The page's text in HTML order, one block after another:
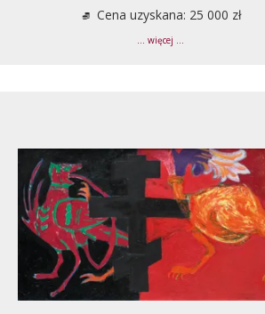
Cena uzyskana: 25 000 zł
... więcej ...